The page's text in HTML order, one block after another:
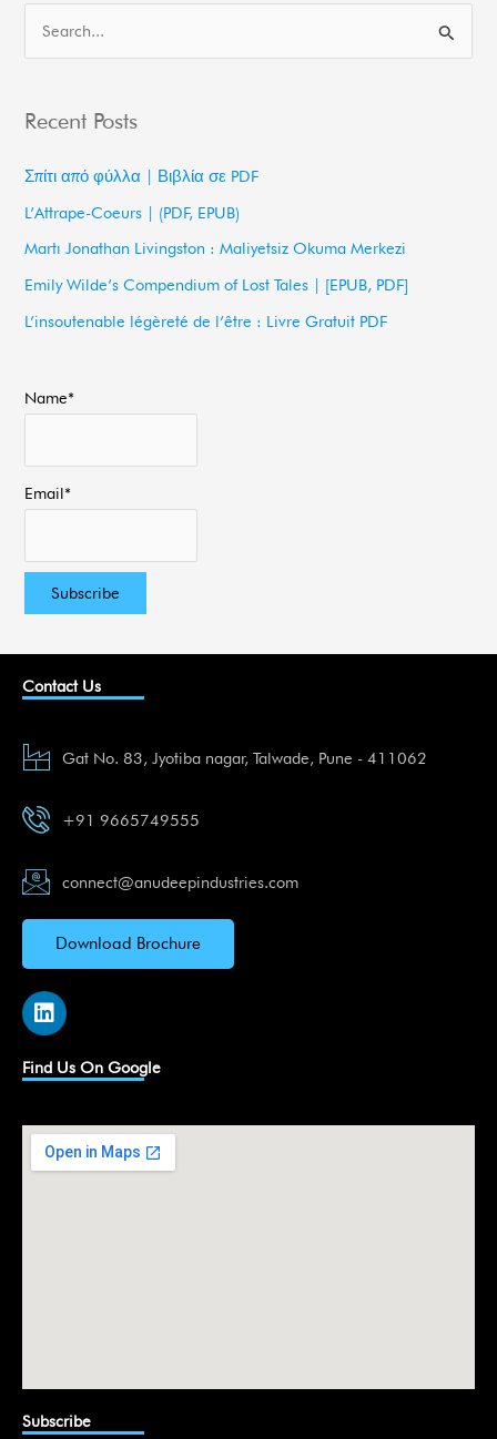
r
r
:
Recent Posts
Σπίτι από φύλλα | Βιβλία σε PDF
L’Attrape-Coeurs | (PDF, EPUB)
Martı Jonathan Livingston : Maliyetsiz Okuma Merkezi
Emily Wilde’s Compendium of Lost Tales | [EPUB, PDF]
L’insoutenable légèreté de l’être : Livre Gratuit PDF
Name*
Email*
Contact Us
Gat No. 83, Jyotiba nagar, Talwade, Pune - 411062
+91 9665749555
connect@anudeepindustries.com
Download Brochure
L
i
k
e
i
n
Find Us On Google
Subscribe